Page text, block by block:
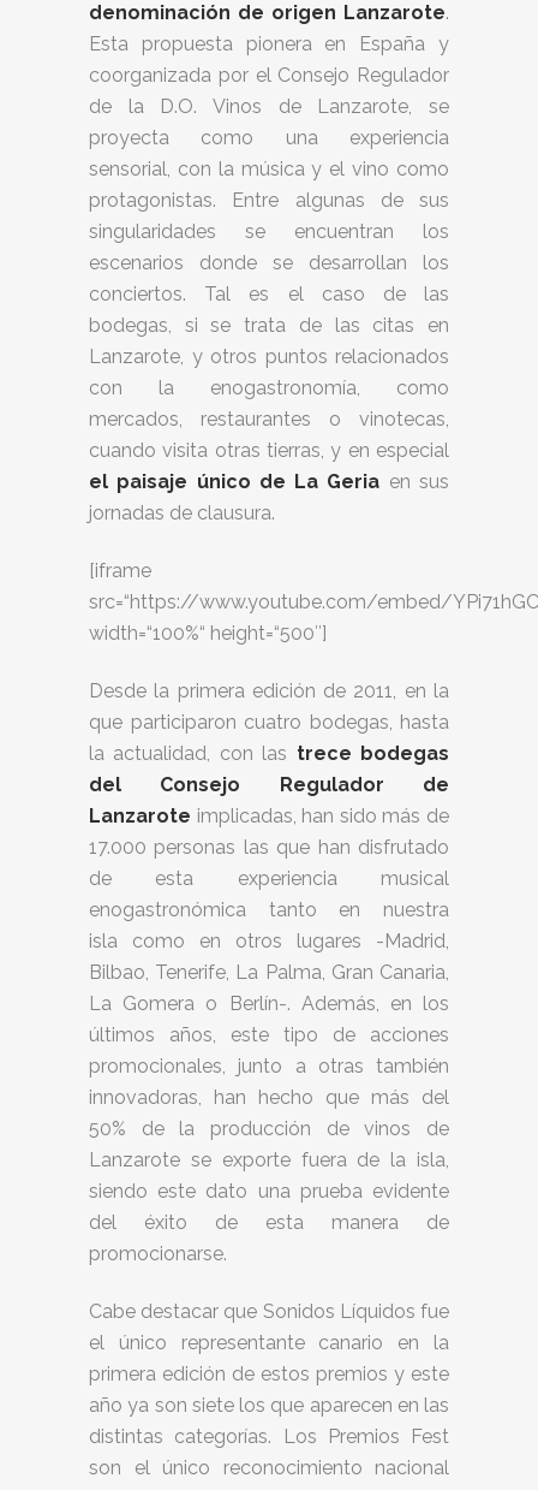
denominación de origen Lanzarote.
Esta propuesta pionera en España y
coorganizada por el Consejo Regulador
de la D.O. Vinos de Lanzarote, se
proyecta como una experiencia
sensorial, con la música y el vino como
protagonistas. Entre algunas de sus
singularidades se encuentran los
escenarios donde se desarrollan los
conciertos. Tal es el caso de las
bodegas, si se trata de las citas en
Lanzarote, y otros puntos relacionados
con la enogastronomía, como
mercados, restaurantes o vinotecas,
cuando visita otras tierras, y en especial
el paisaje único de La Geria en sus
jornadas de clausura.
[iframe
src=“https://www.youtube.com/embed/
width=“100%“ height=“500″]
Desde la primera edición de 2011, en la
que participaron cuatro bodegas, hasta
la actualidad, con las trece bodegas
del Consejo Regulador de
Lanzarote implicadas, han sido más de
17.000 personas las que han disfrutado
de esta experiencia musical
enogastronómica tanto en nuestra
isla como en otros lugares -Madrid,
Bilbao, Tenerife, La Palma, Gran Canaria,
La Gomera o Berlín-. Además, en los
últimos años, este tipo de acciones
promocionales, junto a otras también
innovadoras, han hecho que más del
50% de la producción de vinos de
Lanzarote se exporte fuera de la isla,
siendo este dato una prueba evidente
del éxito de esta manera de
promocionarse.
Cabe destacar que Sonidos Líquidos fue
el único representante canario en la
primera edición de estos premios y este
año ya son siete los que aparecen en las
distintas categorías. Los Premios Fest
son el único reconocimiento nacional